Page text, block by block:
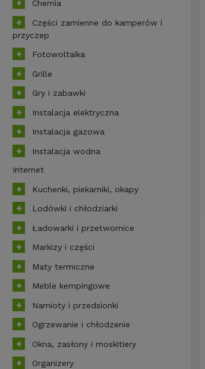
Chemia
Części zamienne do kamperów i
przyczep
Fotowoltaika
Grille
Gry i zabawki
Instalacja elektryczna
Instalacja gazowa
Instalacja wodna
Internet
Kuchenki, piekarniki, okapy
Lodówki i chłodziarki
Ładowarki i przetwornice
Markizy i części
Maty termiczne
Meble kempingowe
Namioty i przedsionki
Ogrzewanie i chłodzenie
Okna, zasłony i moskitiery
Organizery